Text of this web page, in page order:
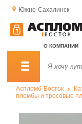
Южно-Сахалинск
О КОМПАНИИ
Аспломб-Восток
пломбы и тросовые